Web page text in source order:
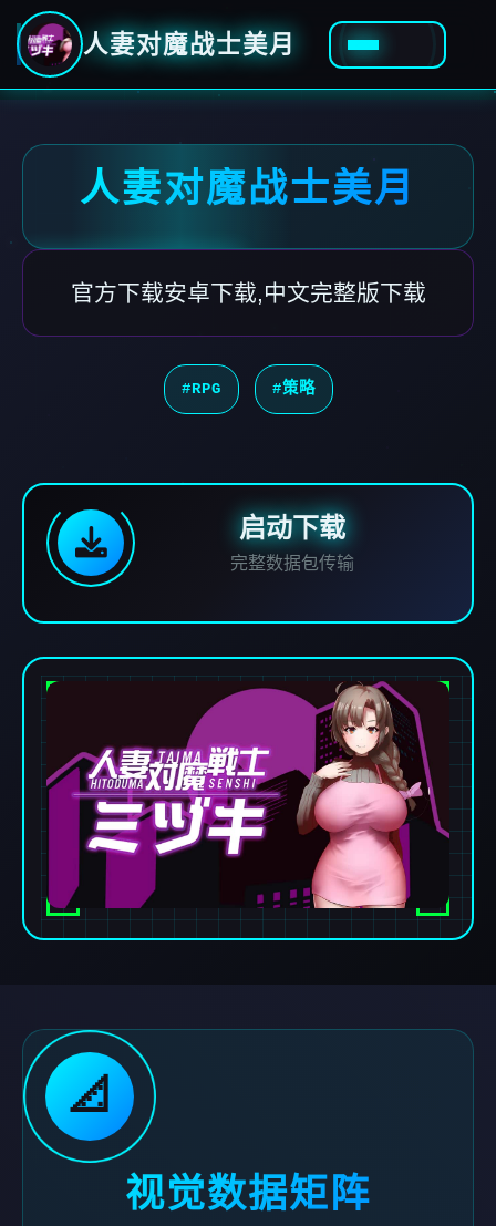
人妻对魔战士美月
人妻对魔战士美月
官方下载安卓下载,中文完整版下载
#RPG #策略
启动下载
完整数据包传输
📐
视觉数据矩阵